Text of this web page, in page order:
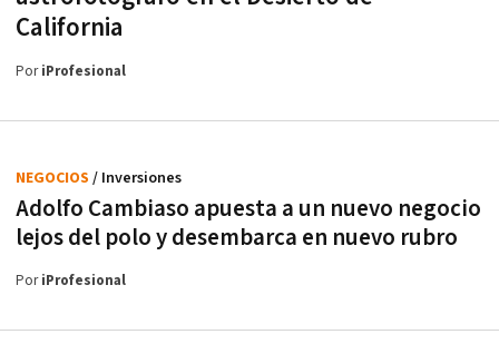
California
PoriProfesional
Adolfo Cambiaso apuesta a un nuevo negocio
lejos del polo y desembarca en nuevo rubro
NEGOCIOS / Inversiones
PoriProfesional